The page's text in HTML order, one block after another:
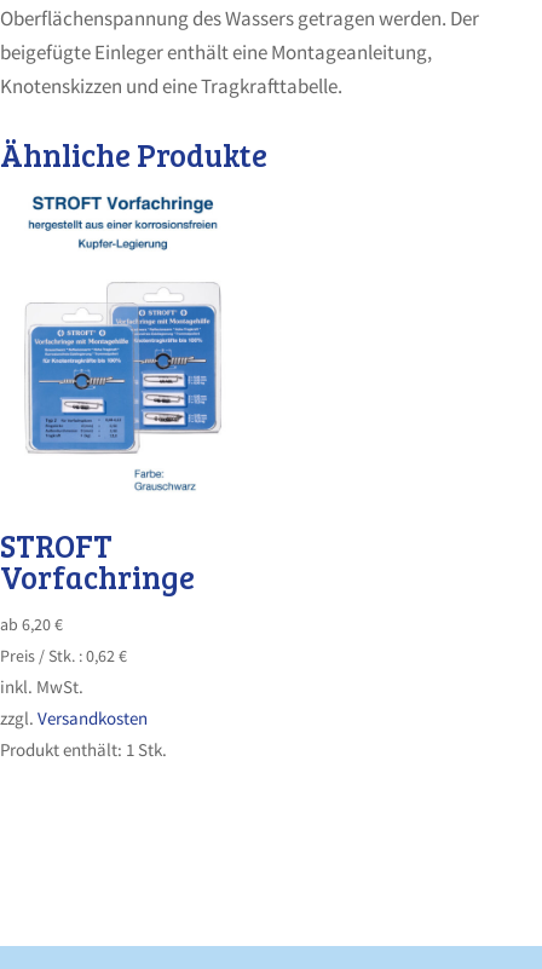
Oberflächenspannung des Wassers getragen werden. Der
beigefügte Einleger enthält eine Montageanleitung,
Knotenskizzen und eine Tragkrafttabelle.
Ähnliche Produkte
STROFT
Vorfachringe
ab 6,20€
Preis / Stk. :0,62€
inkl. MwSt.
zzgl. Versandkosten
Produkt enthält: 1 Stk.